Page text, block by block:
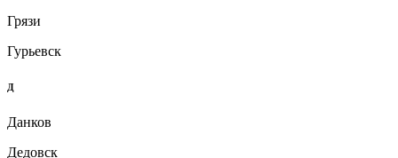
Грязи
Гурьевск
Д
Данков
Дедовск